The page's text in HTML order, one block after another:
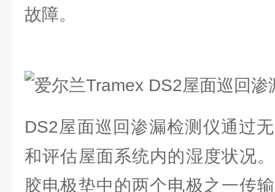
故障。
DS2屋面巡回渗漏检测仪通过
和评估屋面系统内的湿度状况
胶电极垫中的两个电极之一传